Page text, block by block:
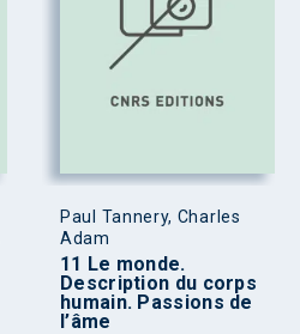
Paul Tannery, Charles
Adam
11 Le monde.
Description du corps
humain. Passions de
l’âme